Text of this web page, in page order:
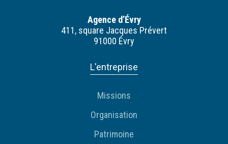
Agence d’Évry
411, square Jacques Prévert
91000 Évry
L'entreprise
Missions
Organisation
Patrimoine